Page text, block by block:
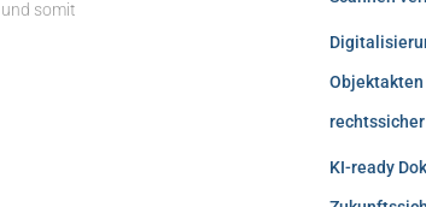
somit
Objektakten
KI-ready